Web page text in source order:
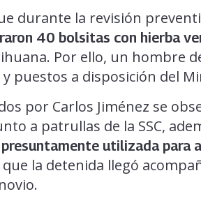
durante la revisión
40 bolsitas con hierba
Por ello, un hombre
puestos a disposición del
por Carlos Jiménez se
a patrullas de la SSC,
utilizada para
la detenida llegó